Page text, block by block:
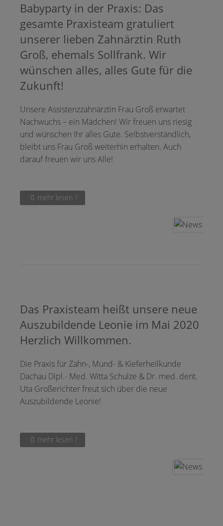
Babyparty in der Praxis: Das
gesamte Praxisteam gratuliert
unserer lieben Zahnärztin Ruth
Groß, ehemals Sollfrank. Wir
wünschen alles, alles Gute für die
Zukunft!
Unsere Assistenzzahnärztin Frau Groß erwartet
Nachwuchs – ein Mädchen! Wir freuen uns riesig
und wünschen Ihr alles Gute. Selbstverständlich,
bleibt uns Frau Groß weiterhin erhalten. Auch
darauf freuen wir uns Alle!
mehr lesen ?
Das Praxisteam heißt unsere neue
Auszubildende Leonie im Mai 2020
Herzlich Willkommen.
Die Praxis für Zahn-, Mund- & Kieferheilkunde
Dachau Dipl.- Med. Witta Schulze & Dr. med. dent.
Uta Großerichter freut sich über die neue
Auszubildende Leonie!
mehr lesen ?